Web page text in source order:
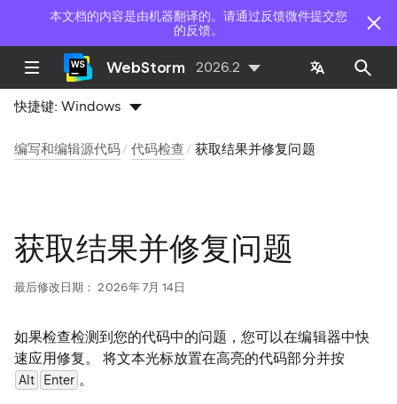
本文档的内容是由机器翻译的。请通过反馈微件提交您
的反馈。
WebStorm 2026.2
快捷键:Windows
编写和编辑源代码 代码检查 获取结果并修复问题
获取结果并修复问题
最后修改日期： 2026年 7月 14日
如果检查检测到您的代码中的问题，您可以在编辑器中快
速应用修复。 将文本光标放置在高亮的代码部分并按
Alt Enter 。